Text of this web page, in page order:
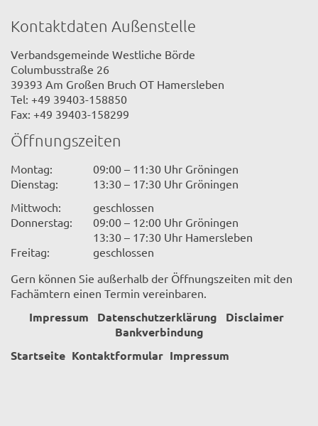
Kontaktdaten Außenstelle
Verbandsgemeinde Westliche Börde
Columbusstraße 26
39393 Am Großen Bruch OT Hamersleben
Tel: +49 39403-158850
Fax: +49 39403-158299
Öffnungszeiten
Montag:
09:00 – 11:30 Uhr Gröningen
Dienstag:
13:30 – 17:30 Uhr Gröningen
Mittwoch:
geschlossen
Donnerstag:
09:00 – 12:00 Uhr Gröningen
13:30 – 17:30 Uhr Hamersleben
Freitag:
geschlossen
Gern können Sie außerhalb der Öffnungszeiten mit den
Fachämtern einen Termin vereinbaren.
Impressum Datenschutzerklärung
Disclaimer
Bankverbindung
Startseite Kontaktformular Impressum